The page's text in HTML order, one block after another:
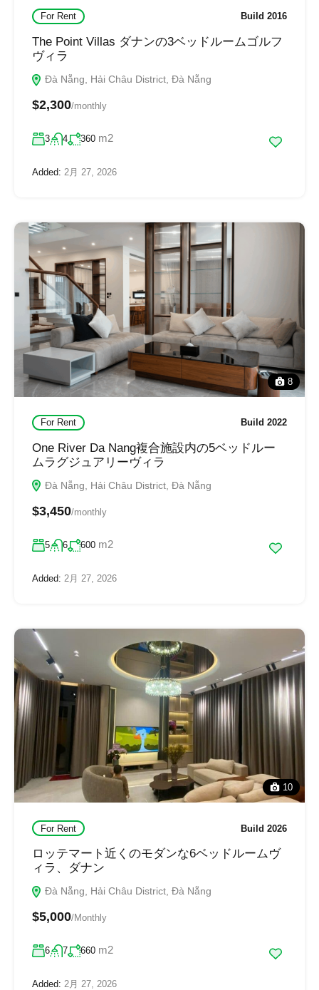
For Rent Build 2016
The Point Villas ダナンの3ベッドルームゴルフ
ヴィラ
Đà Nẵng, Hải Châu District, Đà Nẵng
$2,300/monthly
3 4 360 m2
Added: 2月 27, 2026
8
For Rent Build 2022
One River Da Nang複合施設内の5ベッドルー
ムラグジュアリーヴィラ
Đà Nẵng, Hải Châu District, Đà Nẵng
$3,450/monthly
5 6 600 m2
Added: 2月 27, 2026
10
For Rent Build 2026
ロッテマート近くのモダンな6ベッドルームヴ
ィラ、ダナン
Đà Nẵng, Hải Châu District, Đà Nẵng
$5,000/Monthly
6 7 660 m2
Added: 2月 27, 2026